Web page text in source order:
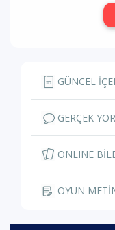
GÜNCEL
GERÇEK
ONLINE
OYUN